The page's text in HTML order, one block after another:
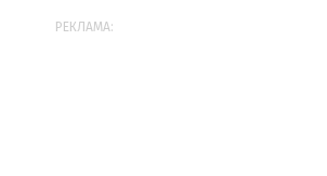
РЕКЛАМА: